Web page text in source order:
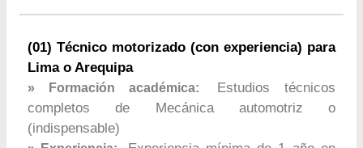
(01) Técnico motorizado (con experiencia) para
Lima o Arequipa
» Formación académica:
Estudios técnicos
completos de Mecánica automotriz o
(indispensable)